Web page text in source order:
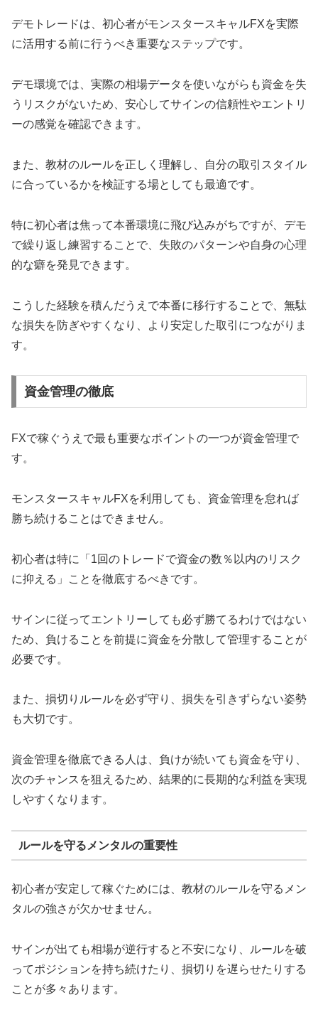
デモトレードは、初心者がモンスタースキャルFXを実際
に活用する前に行うべき重要なステップです。
デモ環境では、実際の相場データを使いながらも資金を失
うリスクがないため、安心してサインの信頼性やエントリ
ーの感覚を確認できます。
また、教材のルールを正しく理解し、自分の取引スタイル
に合っているかを検証する場としても最適です。
特に初心者は焦って本番環境に飛び込みがちですが、デモ
で繰り返し練習することで、失敗のパターンや自身の心理
的な癖を発見できます。
こうした経験を積んだうえで本番に移行することで、無駄
な損失を防ぎやすくなり、より安定した取引につながりま
す。
資金管理の徹底
FXで稼ぐうえで最も重要なポイントの一つが資金管理で
す。
モンスタースキャルFXを利用しても、資金管理を怠れば
勝ち続けることはできません。
初心者は特に「1回のトレードで資金の数％以内のリスク
に抑える」ことを徹底するべきです。
サインに従ってエントリーしても必ず勝てるわけではない
ため、負けることを前提に資金を分散して管理することが
必要です。
また、損切りルールを必ず守り、損失を引きずらない姿勢
も大切です。
資金管理を徹底できる人は、負けが続いても資金を守り、
次のチャンスを狙えるため、結果的に長期的な利益を実現
しやすくなります。
ルールを守るメンタルの重要性
初心者が安定して稼ぐためには、教材のルールを守るメン
タルの強さが欠かせません。
サインが出ても相場が逆行すると不安になり、ルールを破
ってポジションを持ち続けたり、損切りを遅らせたりする
ことが多々あります。